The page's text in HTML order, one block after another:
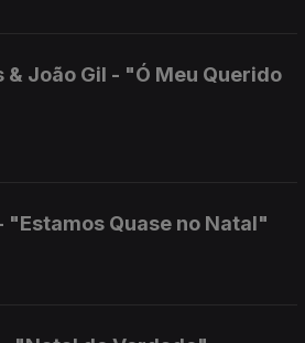
& João Gil - "Ó Meu Querido
"Estamos Quase no Natal"